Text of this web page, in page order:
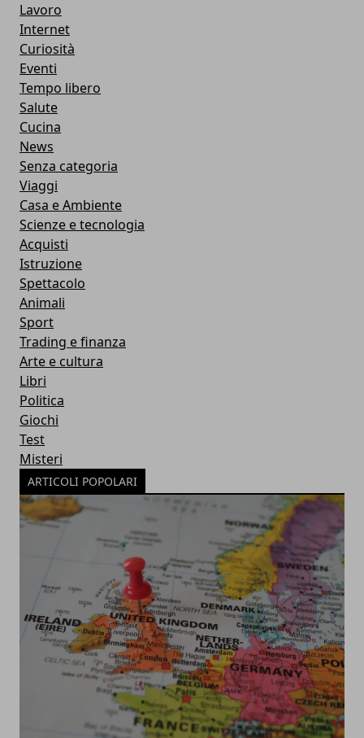
Lavoro
Internet
Curiosità
Eventi
Tempo libero
Salute
Cucina
News
Senza categoria
Viaggi
Casa e Ambiente
Scienze e tecnologia
Acquisti
Istruzione
Spettacolo
Animali
Sport
Trading e finanza
Arte e cultura
Libri
Politica
Giochi
Test
Misteri
ARTICOLI POPOLARI